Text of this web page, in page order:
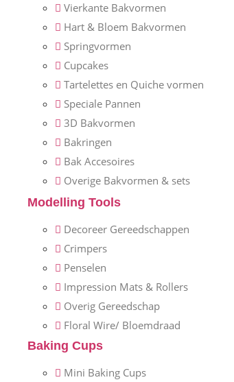
Vierkante Bakvormen
Hart & Bloem Bakvormen
Springvormen
Cupcakes
Tartelettes en Quiche vormen
Speciale Pannen
3D Bakvormen
Bakringen
Bak Accesoires
Overige Bakvormen & sets
Modelling Tools
Decoreer Gereedschappen
Crimpers
Penselen
Impression Mats & Rollers
Overig Gereedschap
Floral Wire/ Bloemdraad
Baking Cups
Mini Baking Cups